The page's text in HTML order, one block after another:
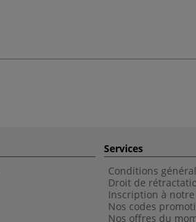
Services
Conditions
Droit de
Inscription à
Nos codes
Nos offres du